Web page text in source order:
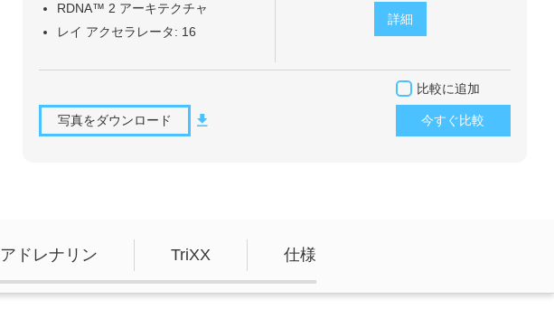
RDNA™ 2 アーキテクチャ
レイ アクセラレータ: 16
詳細
写真をダウンロード
比較に追加
今すぐ比較
アドレナリン TriXX 仕様